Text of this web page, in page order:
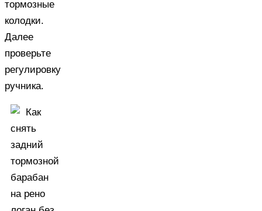
тормозные
колодки.
Далее
проверьте
регулировку
ручника.